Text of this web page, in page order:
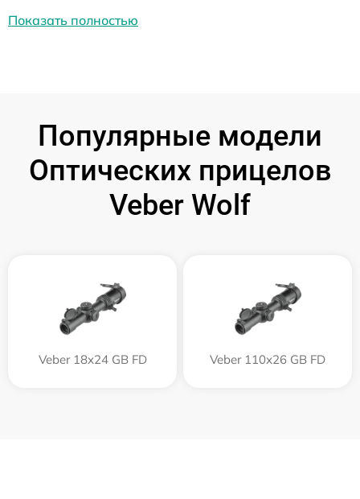
Показать полностью
Популярные модели
Оптических прицелов
Veber Wolf
Veber 18x24 GB FD Veber 110х26 GB FD